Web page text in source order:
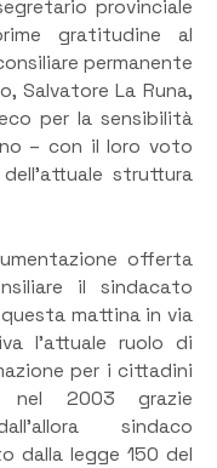
provinciale
gratitudine al
permanente
Salvatore La Runa,
per la sensibilità
– con il loro voto
struttura
offerta
il sindacato
mattina in via
l’attuale ruolo di
per i cittadini
nel 2003 grazie
sindaco
dalla legge 150 del